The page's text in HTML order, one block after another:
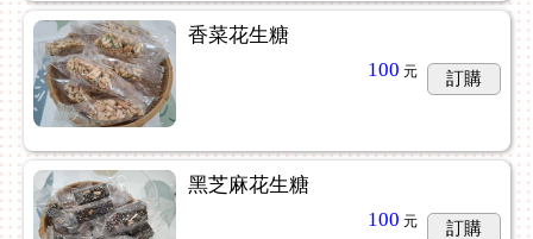
香菜花生糖
100 元 訂購
黑芝麻花生糖
100 元 訂購